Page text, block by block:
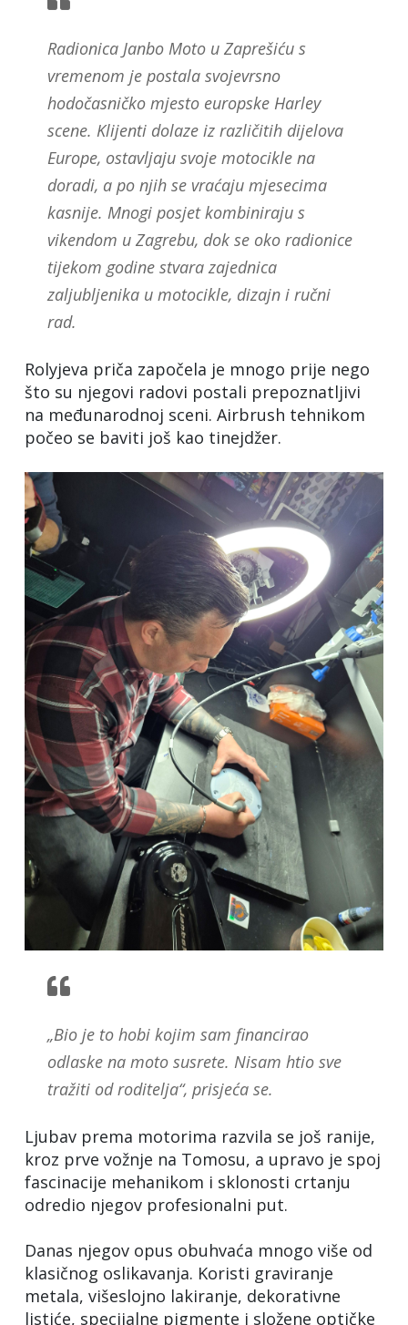
Radionica Janbo Moto u Zaprešiću s
vremenom je postala svojevrsno
hodočasničko mjesto europske Harley
scene. Klijenti dolaze iz različitih dijelova
Europe, ostavljaju svoje motocikle na
doradi, a po njih se vraćaju mjesecima
kasnije. Mnogi posjet kombiniraju s
vikendom u Zagrebu, dok se oko radionice
tijekom godine stvara zajednica
zaljubljenika u motocikle, dizajn i ručni
rad.
Rolyjeva priča započela je mnogo prije nego
što su njegovi radovi postali prepoznatljivi
na međunarodnoj sceni. Airbrush tehnikom
počeo se baviti još kao tinejdžer.
„Bio je to hobi kojim sam financirao
odlaske na moto susrete. Nisam htio sve
tražiti od roditelja“, prisjeća se.
Ljubav prema motorima razvila se još ranije,
kroz prve vožnje na Tomosu, a upravo je spoj
fascinacije mehanikom i sklonosti crtanju
odredio njegov profesionalni put.
Danas njegov opus obuhvaća mnogo više od
klasičnog oslikavanja. Koristi graviranje
metala, višeslojno lakiranje, dekorativne
listiće, specijalne pigmente i složene optičke